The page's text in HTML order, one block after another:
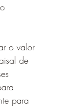
o valor
de
para